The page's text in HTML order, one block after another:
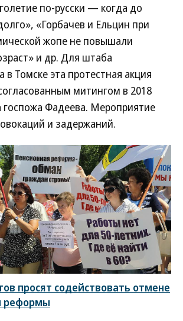
по-русски — когда до
«Горбачев и Ельцин при
жопе не повышали
и др. Для штаба
в Томске эта протестная акция
митингом в 2018
госпожа Фадеева. Мероприятие
и задержаний.
просят содействовать отмене
реформы